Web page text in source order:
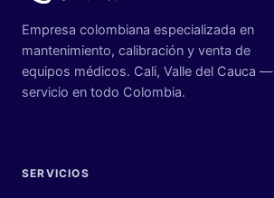
Empresa colombiana especializada en
mantenimiento, calibración y venta de
equipos médicos. Cali, Valle del Cauca —
servicio en todo Colombia.
SERVICIOS